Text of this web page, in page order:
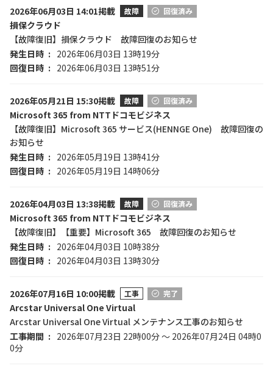
2026年06月03日 14:01掲載 故障 回復済み
損保クラウド
【故障復旧】損保クラウド 故障回復のお知らせ
発生日時
2026年06月03日 13時19分
回復日時
2026年06月03日 13時51分
2026年05月21日 15:30掲載 故障 回復済み
Microsoft 365 from NTTドコモビジネス
【故障復旧】Microsoft 365 サービス(HENNGE One) 故障回復の
お知らせ
発生日時
2026年05月19日 13時41分
回復日時
2026年05月19日 14時06分
2026年04月03日 13:38掲載 故障 回復済み
Microsoft 365 from NTTドコモビジネス
【故障復旧】【重要】Microsoft 365 故障回復のお知らせ
発生日時
2026年04月03日 10時38分
回復日時
2026年04月03日 13時30分
2026年07月16日 10:00掲載 工事 完了
Arcstar Universal One Virtual
Arcstar Universal One Virtual メンテナンス工事のお知らせ
工事期間
2026年07月23日 22時00分 ～ 2026年07月24日 04時0
0分